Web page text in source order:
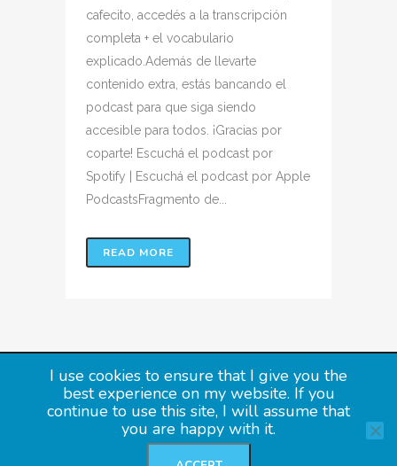
cafecito, accedés a la transcripción
completa + el vocabulario
explicado.Además de llevarte
contenido extra, estás bancando el
podcast para que siga siendo
accesible para todos. ¡Gracias por
coparte! Escuchá el podcast por
Spotify | Escuchá el podcast por Apple
PodcastsFragmento de...
READ MORE
Copyright 2020 Argentalk
PRIVACY POLICY
TERMS OF USE
SUBSCRIBE
I use cookies to ensure that I give you the
best experience on my website. If you
continue to use this site, I will assume that
you are happy with it.